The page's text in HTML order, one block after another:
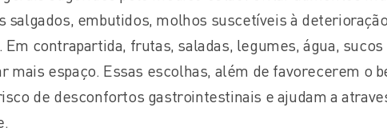
salgados, embutidos, molhos suscetíveis à
contrapartida, frutas, saladas, legumes, água, sucos
mais espaço. Essas escolhas, além de favorecerem o
de desconfortos gastrointestinais e ajudam a